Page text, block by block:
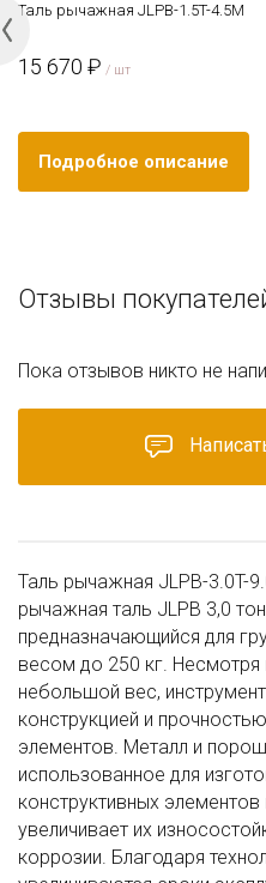
Таль рычажная JLPB-1.5T-4.5M
15 670 ₽ / шт
Подробное описание
Отзывы
Пока отзывов никто не
Таль рычажная JLPB-3.0T-
рычажная таль JLPB 3,0
предназначающийся для
весом до 250 кг.
небольшой вес,
конструкцией и
элементов. Металл и
использованное для
конструктивных
увеличивает их
коррозии. Благодаря